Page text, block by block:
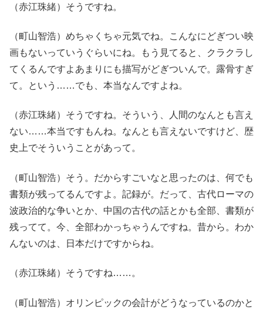
（赤江珠緒）そうですね。
（町山智浩）めちゃくちゃ元気でね。こんなにどぎつい映
画もないっていうぐらいにね。もう見てると、クラクラし
てくるんですよあまりにも描写がどぎついんで。露骨すぎ
て。という……でも、本当なんですよね。
（赤江珠緒）そうですね。そういう、人間のなんとも言え
ない……本当ですもんね。なんとも言えないですけど、歴
史上でそういうことがあって。
（町山智浩）そう。だからすごいなと思ったのは、何でも
書類が残ってるんですよ。記録が。だって、古代ローマの
波政治的な争いとか、中国の古代の話とかも全部、書類が
残ってて。今、全部わかっちゃうんですね。昔から。わか
んないのは、日本だけですからね。
（赤江珠緒）そうですね……。
（町山智浩）オリンピックの会計がどうなっているのかと